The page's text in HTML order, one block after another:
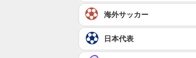
海外サッカー
日本代表